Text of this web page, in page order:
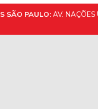
SÃO PAULO:AV.